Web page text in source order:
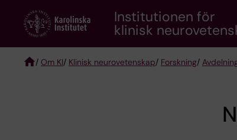
content
Institutionen för
klinisk
/ Om KI/ Klinisk neurovetenskap/ Forskning/